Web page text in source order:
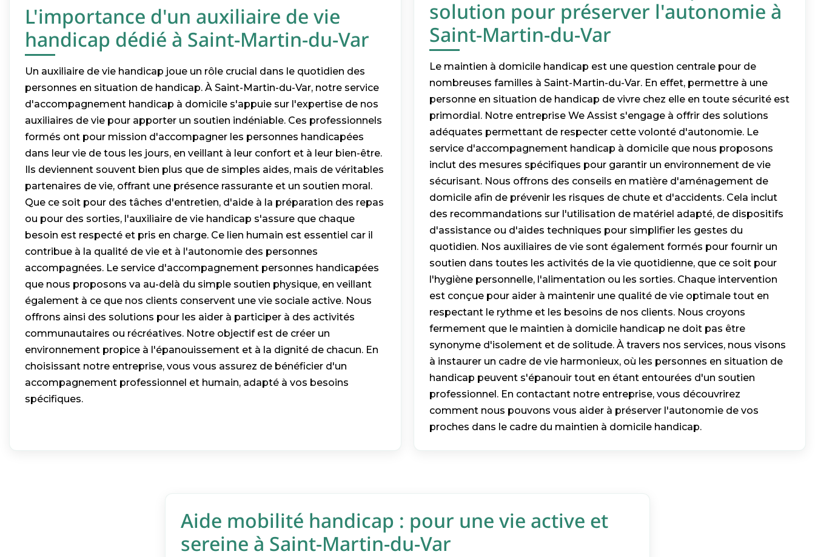
L'importance d'un auxiliaire de vie
handicap dédié à Saint-Martin-du-Var
Un auxiliaire de vie handicap joue un rôle crucial dans le quotidien des
personnes en situation de handicap. À Saint-Martin-du-Var, notre service
d'accompagnement handicap à domicile s'appuie sur l'expertise de nos
auxiliaires de vie pour apporter un soutien indéniable. Ces professionnels
formés ont pour mission d'accompagner les personnes handicapées
dans leur vie de tous les jours, en veillant à leur confort et à leur bien-être.
Ils deviennent souvent bien plus que de simples aides, mais de véritables
partenaires de vie, offrant une présence rassurante et un soutien moral.
Que ce soit pour des tâches d'entretien, d'aide à la préparation des repas
ou pour des sorties, l'auxiliaire de vie handicap s'assure que chaque
besoin est respecté et pris en charge. Ce lien humain est essentiel car il
contribue à la qualité de vie et à l'autonomie des personnes
accompagnées. Le service d'accompagnement personnes handicapées
que nous proposons va au-delà du simple soutien physique, en veillant
également à ce que nos clients conservent une vie sociale active. Nous
offrons ainsi des solutions pour les aider à participer à des activités
communautaires ou récréatives. Notre objectif est de créer un
environnement propice à l'épanouissement et à la dignité de chacun. En
choisissant notre entreprise, vous vous assurez de bénéficier d'un
accompagnement professionnel et humain, adapté à vos besoins
spécifiques.
solution pour préserver l'autonomie à
Saint-Martin-du-Var
Le maintien à domicile handicap est une question centrale pour de
nombreuses familles à Saint-Martin-du-Var. En effet, permettre à une
personne en situation de handicap de vivre chez elle en toute sécurité est
primordial. Notre entreprise We Assist s'engage à offrir des solutions
adéquates permettant de respecter cette volonté d'autonomie. Le
service d'accompagnement handicap à domicile que nous proposons
inclut des mesures spécifiques pour garantir un environnement de vie
sécurisant. Nous offrons des conseils en matière d'aménagement de
domicile afin de prévenir les risques de chute et d'accidents. Cela inclut
des recommandations sur l'utilisation de matériel adapté, de dispositifs
d'assistance ou d'aides techniques pour simplifier les gestes du
quotidien. Nos auxiliaires de vie sont également formés pour fournir un
soutien dans toutes les activités de la vie quotidienne, que ce soit pour
l'hygiène personnelle, l'alimentation ou les sorties. Chaque intervention
est conçue pour aider à maintenir une qualité de vie optimale tout en
respectant le rythme et les besoins de nos clients. Nous croyons
fermement que le maintien à domicile handicap ne doit pas être
synonyme d'isolement et de solitude. À travers nos services, nous visons
à instaurer un cadre de vie harmonieux, où les personnes en situation de
handicap peuvent s'épanouir tout en étant entourées d'un soutien
professionnel. En contactant notre entreprise, vous découvrirez
comment nous pouvons vous aider à préserver l'autonomie de vos
proches dans le cadre du maintien à domicile handicap.
Aide mobilité handicap : pour une vie active et
sereine à Saint-Martin-du-Var